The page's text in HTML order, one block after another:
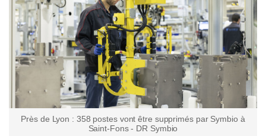
Près de Lyon : 358 postes vont être supprimés par Symbio à
Saint-Fons - DR Symbio